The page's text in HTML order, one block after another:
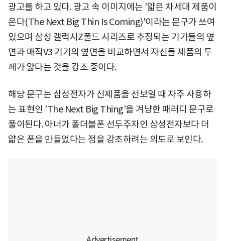
광고를 하고 있다. 광고 속 이미지에는 '얇은 차세대 제품이
온다(The Next Big Thin Is Coming)'이라는 문구가 쓰여
있으며 삼성 갤럭시Z폴드 시리즈로 추정되는 기기들의 옆
면과 매직V3 기기의 옆면을 비교하면서 자신들 제품의 두
께가 얇다는 것을 강조 중이다.
해당 문구는 삼성전자가 신제품을 선보일 때 자주 사용하
는 표현인 'The Next Big Thing'을 겨냥한 패러디 문구로
풀이된다. 아너가 폴더블폰 선두주자인 삼성전자보다 더
얇은 폰을 만들었다는 점을 강조하려는 의도로 보인다.